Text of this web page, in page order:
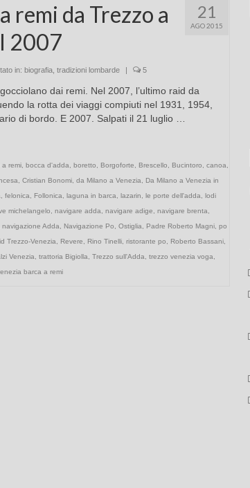
21
AGO 2015
remi da Trezzo a
2007
in: biografia, tradizioni lombarde | 5
dai remi. Nel 2007, l’ultimo raid da
la rotta dei viaggi compiuti nel 1931, 1954,
di bordo. E 2007. Salpati il 21 luglio …
a remi, bocca d'adda boretto Borgoforte Brescello Bucintoro canoa
Cristian Bonomi, da Milano a Venezia
Da Milano a Venezia in
felonica Follonica laguna in barca lazarin le porte dell'adda
lodi
michelangelo navigare adda navigare adige navigare brenta
navigazione Adda Navigazione Po Ostiglia Padre Roberto Magni, po
Trezzo-Venezia Revere Rino Tinelli, ristorante po Roberto Bassani,
Venezia trattoria Bigiolla Trezzo sull'Adda trezzo venezia voga
barca a remi